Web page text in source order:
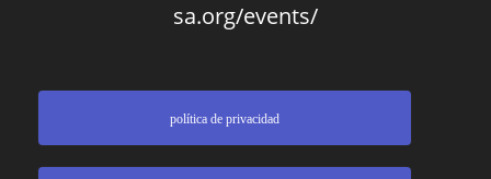
sa.org/events/
política de privacidad